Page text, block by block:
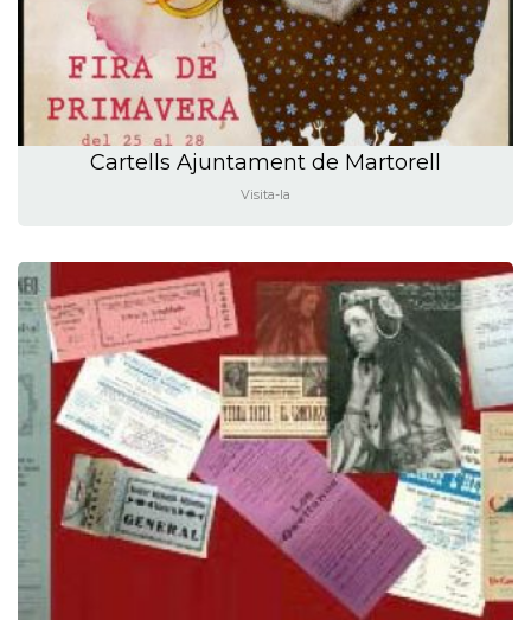
Cartells Ajuntament de Martorell
Visita-la